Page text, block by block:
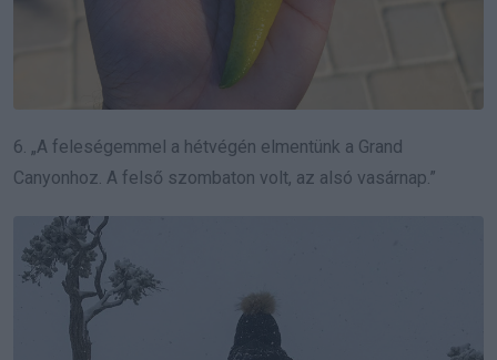
6. „A feleségemmel a hétvégén elmentünk a Grand
Canyonhoz. A felső szombaton volt, az alsó vasárnap.”